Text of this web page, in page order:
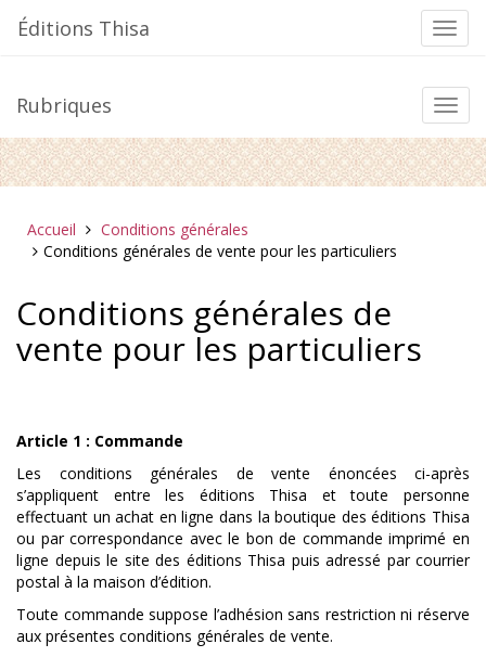
la
Éditions Thisa
la
Rubriques
êtes
ici :
Accueil
Conditions générales
Conditions générales de vente pour les particuliers
Conditions générales de
vente pour les particuliers
Article 1 : Commande
Les conditions générales de vente énoncées ci-après
s’appliquent entre les éditions Thisa et toute personne
effectuant un achat en ligne dans la boutique des éditions Thisa
ou par correspondance avec le bon de commande imprimé en
ligne depuis le site des éditions Thisa puis adressé par courrier
postal à la maison d’édition.
Toute commande suppose l’adhésion sans restriction ni réserve
aux présentes conditions générales de vente.